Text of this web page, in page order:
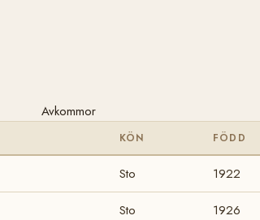
Avkommor
KÖN FÖDD
Sto 1922
Sto 1926